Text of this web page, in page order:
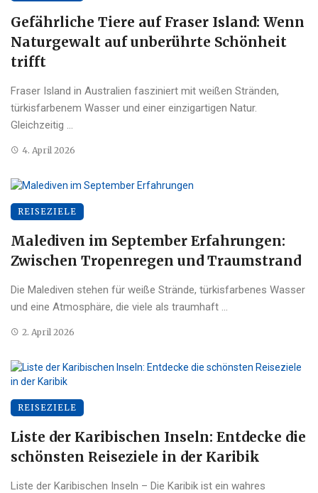
Gefährliche Tiere auf Fraser Island: Wenn
Naturgewalt auf unberührte Schönheit
trifft
Fraser Island in Australien fasziniert mit weißen Stränden,
türkisfarbenem Wasser und einer einzigartigen Natur.
Gleichzeitig ...
4. April 2026
REISEZIELE
Malediven im September Erfahrungen:
Zwischen Tropenregen und Traumstrand
Die Malediven stehen für weiße Strände, türkisfarbenes Wasser
und eine Atmosphäre, die viele als traumhaft ...
2. April 2026
REISEZIELE
Liste der Karibischen Inseln: Entdecke die
schönsten Reiseziele in der Karibik
Liste der Karibischen Inseln – Die Karibik ist ein wahres